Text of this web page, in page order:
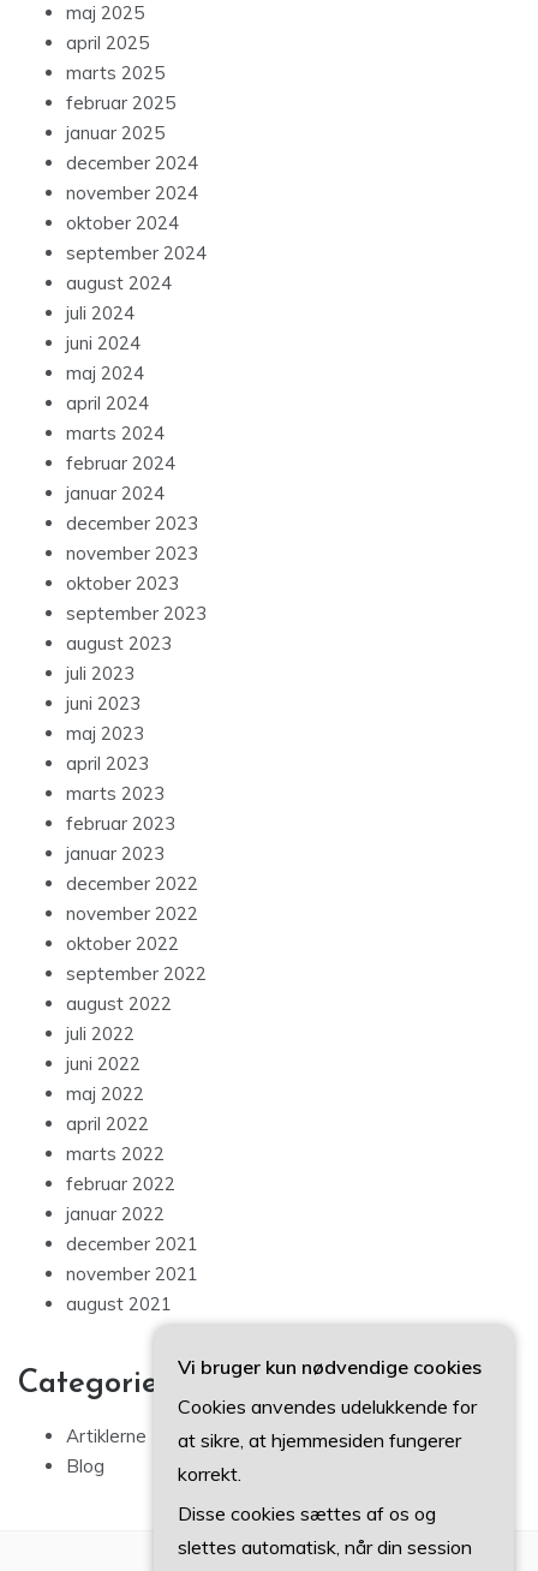
maj 2025
april 2025
marts 2025
februar 2025
januar 2025
december 2024
november 2024
oktober 2024
september 2024
august 2024
juli 2024
juni 2024
maj 2024
april 2024
marts 2024
februar 2024
januar 2024
december 2023
november 2023
oktober 2023
september 2023
august 2023
juli 2023
juni 2023
maj 2023
april 2023
marts 2023
februar 2023
januar 2023
december 2022
november 2022
oktober 2022
september 2022
august 2022
juli 2022
juni 2022
maj 2022
april 2022
marts 2022
februar 2022
januar 2022
december 2021
november 2021
august 2021
Categories
Artiklerne
Blog
Vi bruger kun nødvendige cookies
Cookies anvendes udelukkende for
at sikre, at hjemmesiden fungerer
korrekt.
Disse cookies sættes af os og
slettes automatisk, når din session